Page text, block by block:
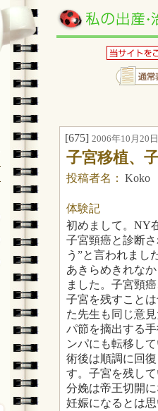
[675] 2006年10月20
子宮移植、
投稿者名： Koko
体験記
初めまして。NY
子宮頸癌と診断
う”と言われまし
あきらめきれな
ました。子宮頸
子宮を残すこと
た先生も同じ意
パ節を摘出する
ンパにも転移し
術後は順調に回
す。子宮を残し
分娩は帝王切開
妊娠になるとは